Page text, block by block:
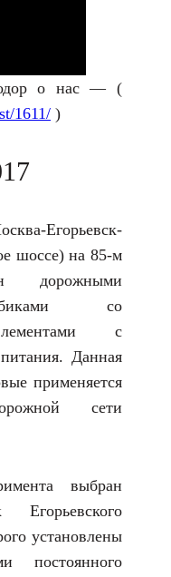
о нас — (
1611/ )
Егорьевск-
шоссе) на 85-м
дорожными
со
с
Данная
применяется
сети
выбран
Егорьевского
установлены
постоянного